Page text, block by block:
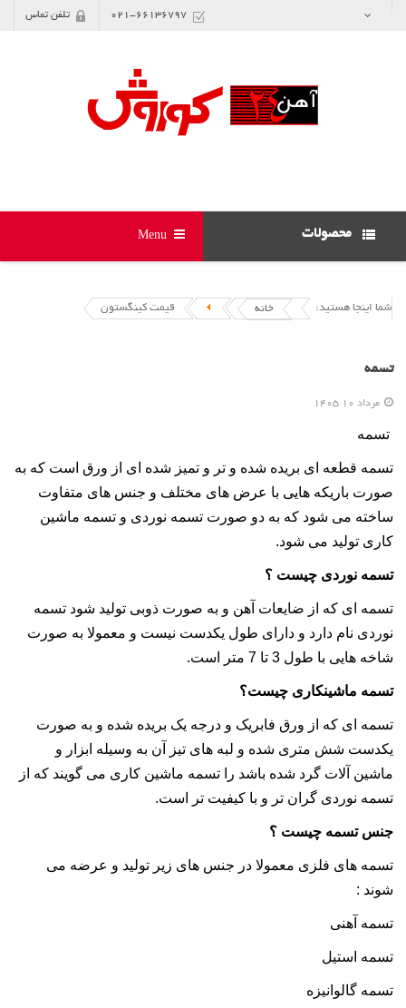
021-66136797 تلفن تماس
محصولات
شما اینجا هستید: خانه قیمت کینگستون
تسمه
مرداد 10 1405
تسمه
تسمه قطعه ای بریده شده و تر و تمیز شده ای از ورق است که به
صورت باریکه هایی با عرض های مختلف و جنس های متفاوت
ساخته می شود که به دو صورت تسمه نوردی و تسمه ماشین
کاری تولید می شود.
تسمه نوردی چیست ؟
تسمه ای که از ضایعات آهن و به صورت ذوبی تولید شود تسمه
نوردی نام دارد و دارای طول یکدست نیست و معمولا به صورت
شاخه هایی با طول 3 تا 7 متر است.
تسمه ماشینکاری چیست؟
تسمه ای که از ورق فابریک و درجه یک بریده شده و به صورت
یکدست شش متری شده و لبه های تیز آن به وسیله ابزار و
ماشین آلات گرد شده باشد را تسمه ماشین کاری می گویند که از
تسمه نوردی گران تر و با کیفیت تر است.
جنس تسمه چیست ؟
تسمه های فلزی معمولا در جنس های زیر تولید و عرضه می
شوند :
تسمه آهنی
تسمه استیل
تسمه گالوانیزه